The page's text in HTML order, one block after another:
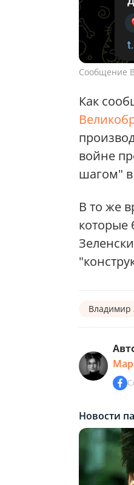
Сообщение
Как
войне
шагом" в
В то же
которые
Владимир